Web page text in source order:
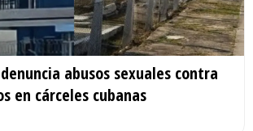
abusos sexuales contra
en cárceles cubanas